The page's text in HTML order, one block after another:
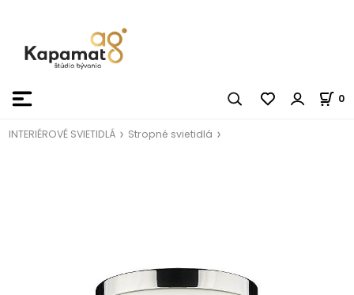
0
INTERIÉROVÉ SVIETIDLÁ Stropné svietidlá